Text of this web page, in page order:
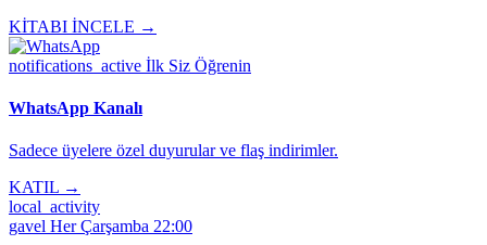
KİTABI İNCELE →
notifications_active İlk Siz Öğrenin
WhatsApp Kanalı
Sadece üyelere özel duyurular ve flaş indirimler.
KATIL →
local_activity
gavel Her Çarşamba 22:00